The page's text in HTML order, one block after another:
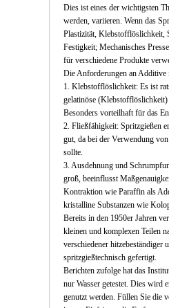
Dies ist eines der wichtigsten
werden, variieren. Wenn das
Plastizität, Klebstofflöslichkeit,
Festigkeit; Mechanisches
für verschiedene Produkte
Die Anforderungen an
1. Klebstofflöslichkeit: Es ist
gelatinöse
Besonders vorteilhaft für das
2. Fließfähigkeit: Spritzgießen
gut, da bei der Verwendung
sollte.
3. Ausdehnung und
groß, beeinflusst
Kontraktion wie Paraffin als
kristalline Substanzen wie
Bereits in den 1950er Jahren
kleinen und komplexen Teilen
verschiedener
spritzgießtechnisch gefertigt.
Berichten zufolge hat das
nur Wasser getestet. Dies wird
genutzt werden. Füllen Sie die